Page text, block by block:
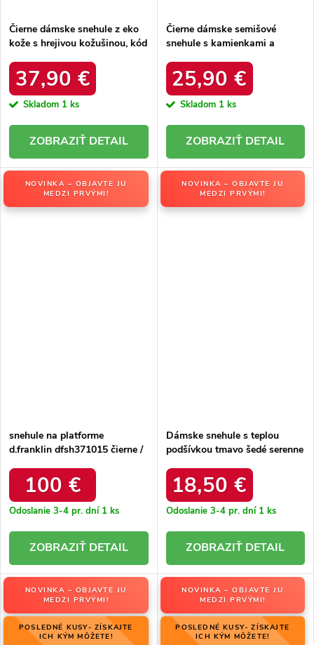
Čierne dámske snehule z eko
kože s hrejivou kožušinou, kód
BLACK
37,90 €
Skladom 1 ks
DETAIL
Čierne dámske semišové
snehule s kamienkami a
W8009 BLACK
25,90 €
Skladom 1 ks
DETAIL
NOVINKA – OBJAVTE JU
MEDZI PRVÝMI!
snehule na platforme
d.franklin dfsh371015 čierne /
100 €
Odoslanie 3-4 pr. dní 1 ks
DETAIL
NOVINKA – OBJAVTE JU
MEDZI PRVÝMI!
Dámske snehule s teplou
podšívkou tmavo šedé serenne
18,50 €
Odoslanie 3-4 pr. dní 1 ks
DETAIL
NOVINKA – OBJAVTE JU
MEDZI PRVÝMI!
POSLEDNÉ KUSY- ZÍSKAJTE
ICH KÝM MÔŽETE!
NOVINKA – OBJAVTE JU
MEDZI PRVÝMI!
POSLEDNÉ KUSY- ZÍSKAJTE
ICH KÝM MÔŽETE!